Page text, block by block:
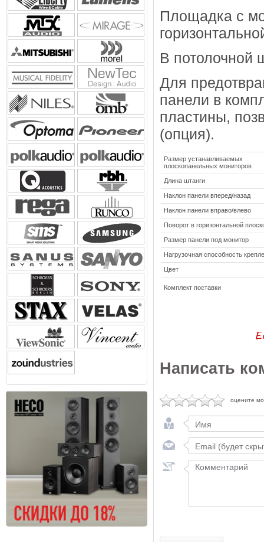
Площадка с
В потолочной
Для
панели в
пластины,
(опция).
Размер устанавливаемых
плоскопанельных мониторов
Длина штанги
Наклон панели вперед/назад
Наклон панели вправо/влево
Поворот в горизонтальной
Размер панели под монитор
Нагрузочная способность
Цвет
Комплект поставки
Написать
оцените